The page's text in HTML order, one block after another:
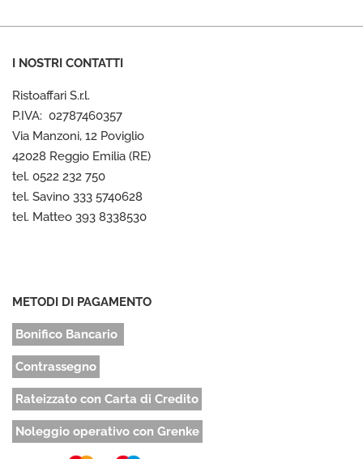
I NOSTRI CONTATTI
Ristoaffari S.r.l.
P.IVA: 02787460357
Via Manzoni, 12 Poviglio
42028 Reggio Emilia (RE)
tel. 0522 232 750
tel. Savino 333 5740628
tel. Matteo 393 8338530
METODI DI PAGAMENTO
Bonifico Bancario
Contrassegno
Rateizzato con Carta di Credito
Noleggio operativo con Grenke